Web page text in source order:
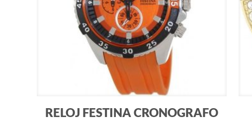
RELOJ FESTINA CRONOGRAFO